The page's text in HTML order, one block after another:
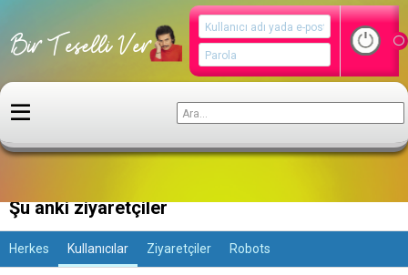
Şu anki ziyaretçiler
Herkes Kullanıcılar Ziyaretçiler Robots